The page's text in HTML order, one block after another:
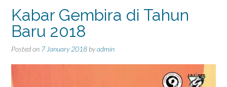
Kabar Gembira di Tahun
Baru 2018
Posted on 7 January 2018 byadmin